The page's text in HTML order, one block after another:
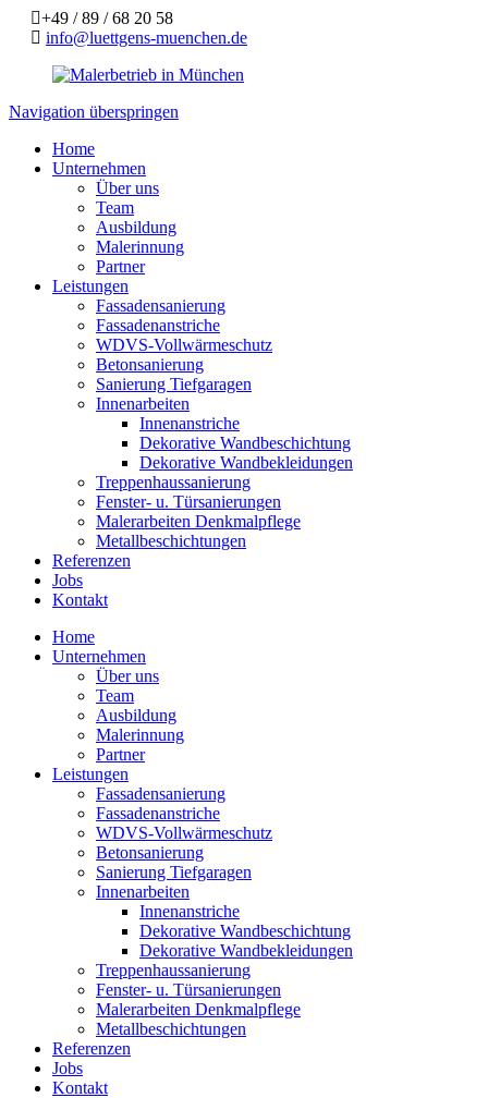
+49 / 89 / 68 20 58
info@luettgens-muenchen.de
Navigation überspringen
Home
Unternehmen
Über uns
Team
Ausbildung
Malerinnung
Partner
Leistungen
Fassadensanierung
Fassadenanstriche
WDVS-Vollwärmeschutz
Betonsanierung
Sanierung Tiefgaragen
Innenarbeiten
Innenanstriche
Dekorative Wandbeschichtung
Dekorative Wandbekleidungen
Treppenhaussanierung
Fenster- u. Türsanierungen
Malerarbeiten Denkmalpflege
Metallbeschichtungen
Referenzen
Jobs
Kontakt
Home
Unternehmen
Über uns
Team
Ausbildung
Malerinnung
Partner
Leistungen
Fassadensanierung
Fassadenanstriche
WDVS-Vollwärmeschutz
Betonsanierung
Sanierung Tiefgaragen
Innenarbeiten
Innenanstriche
Dekorative Wandbeschichtung
Dekorative Wandbekleidungen
Treppenhaussanierung
Fenster- u. Türsanierungen
Malerarbeiten Denkmalpflege
Metallbeschichtungen
Referenzen
Jobs
Kontakt